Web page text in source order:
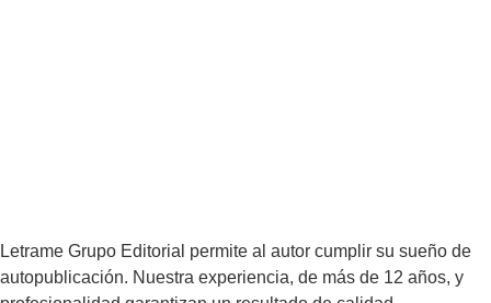
Letrame Grupo Editorial permite al autor cumplir su sueño de
autopublicación. Nuestra experiencia, de más de 12 años, y